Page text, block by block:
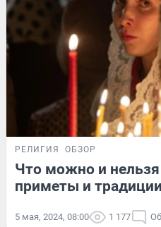
РЕЛИГИЯ ОБЗОР
Что можно и нельзя
приметы и традиции
5 мая, 2024, 08:00 1 177